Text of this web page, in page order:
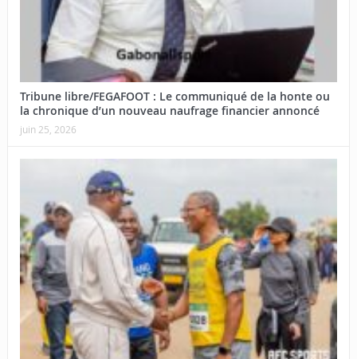
Tribune libre/FEGAFOOT : Le communiqué de la honte ou
la chronique d’un nouveau naufrage financier annoncé
juin 25, 2026